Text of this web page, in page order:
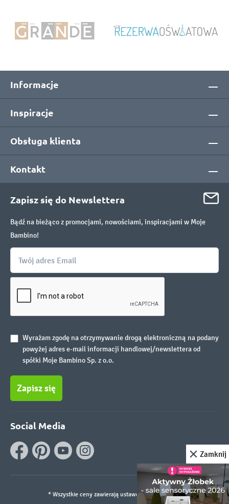
Informacje
Inspiracje
Obsługa klienta
Kontakt
Zapisz się do Newslettera
Bądź na bieżąco z promocjami, nowościami, inspiracjami w Moje
Bambino!
Wyrażam zgodę na otrzymywanie drogą elektroniczną na podany
powyżej adres e-mail informacji handlowej/newslettera od
spółki Moje Bambino Sp. z o.o.
Zapisz się
Social Media
* Wszystkie ceny zawierają ustawowy podatek VAT.
Zamknij